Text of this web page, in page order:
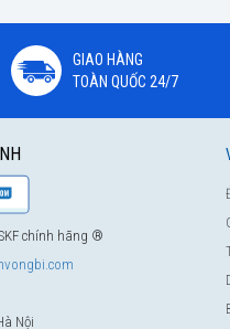
GIAO HÀNG
TOÀN QUỐC 24/7
chính hãng ®
Nội